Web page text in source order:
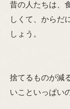
昔の人たちは、
しくて、からだ
しょう。
捨てるものが減
いこといっぱい